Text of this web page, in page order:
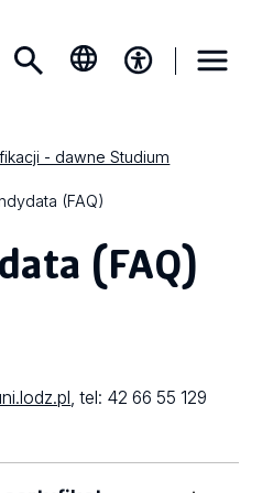
- dawne Studium
(FAQ)
(FAQ)
, tel: 42 66 55 129